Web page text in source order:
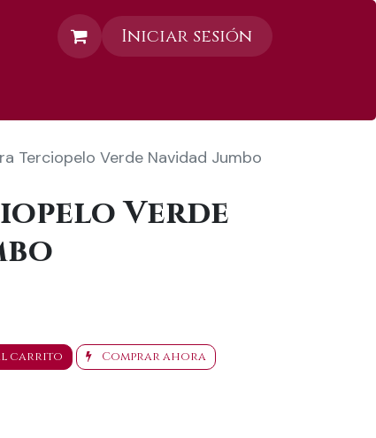
Iniciar sesión
Terciopelo Verde Navidad Jumbo
Verde
carrito Comprar ahora